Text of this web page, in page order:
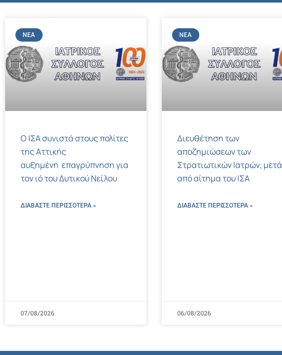
ΝΈΑ
Ο ΙΣΑ συνιστά στους πολίτες
της Αττικής
αυξημένη επαγρύπνηση για
τον ιό του Δυτικού Νείλου
ΔΙΑΒΑΣΤΕ ΠΕΡΙΣΣΌΤΕΡΑ »
07/08/2026
ΝΈΑ
Διευθέτηση των
αποζημιώσεων των
Στρατιωτικών Ιατρών, μετά
από αίτημα του ΙΣΑ
ΔΙΑΒΑΣΤΕ ΠΕΡΙΣΣΌΤΕΡΑ »
06/08/2026